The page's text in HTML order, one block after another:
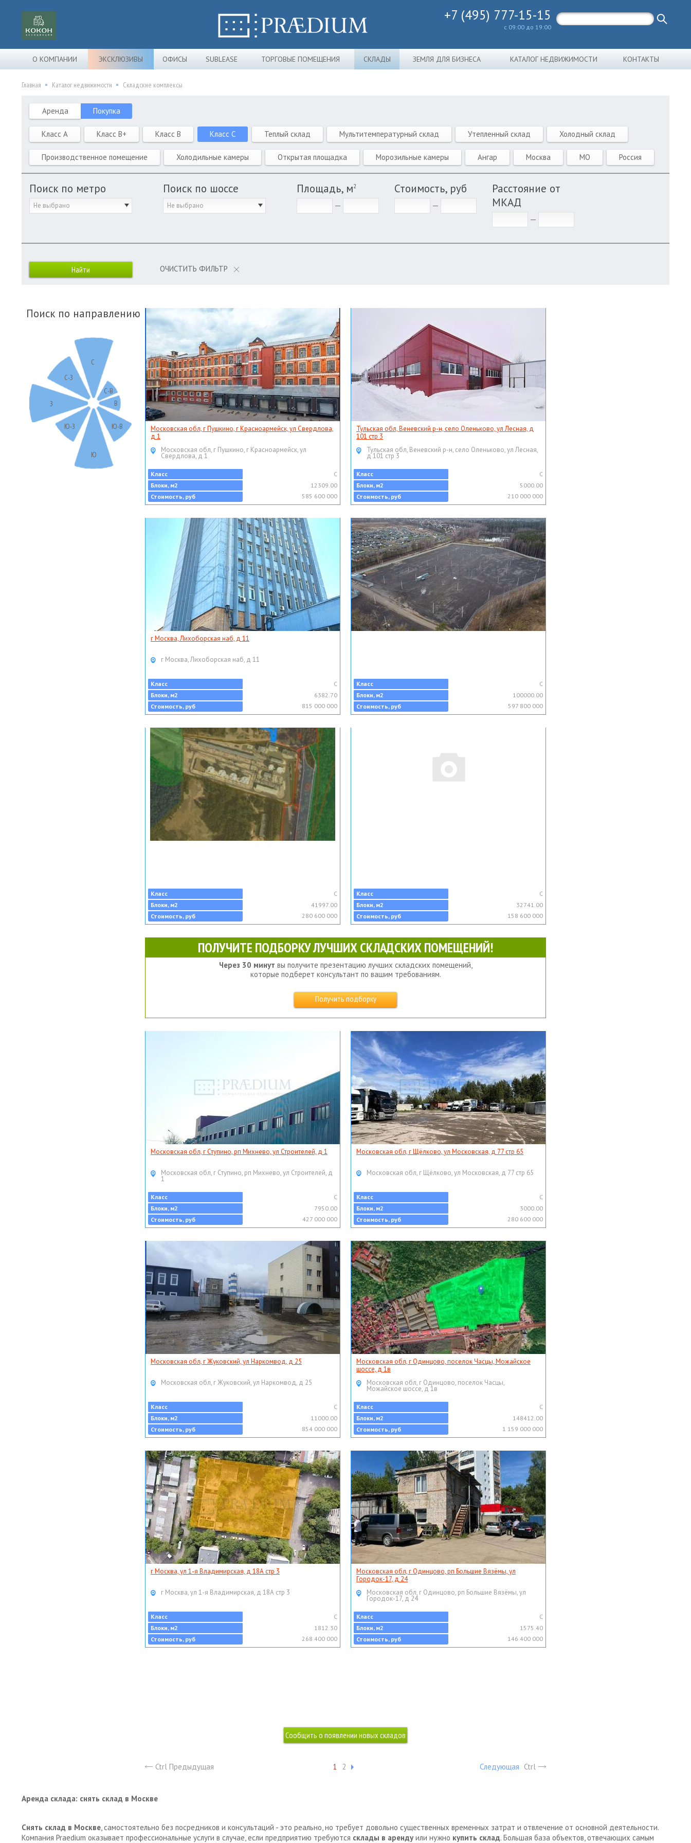
+7 (495) 777-15-15
с 09:00 до 19:00
О КОМПАНИИ ЭКСКЛЮЗИВЫ ОФИСЫ SUBLEASE ТОРГОВЫЕ ПОМЕЩЕНИЯ СКЛАДЫ ЗЕМЛЯ ДЛЯ БИЗНЕСА КАТАЛОГ НЕДВИЖИМОСТИ КОНТАКТЫ
Главная Каталог недвижимости Складские комплексы
Аренда Покупка
Класс A Класс B+ Класс B Класс C Теплый склад Мультитемпературный склад Утепленный склад Холодный склад
Производственное помещение Холодильные камеры Открытая площадка Морозильные камеры Ангар Москва МО Россия
Поиск по метро
Не выбрано
Поиск по шоссе
Не выбрано
Площадь, м2 Стоимость, руб
Расстояние от
МКАД
ОЧИСТИТЬ ФИЛЬТР
Поиск по направлению
С
С-В
В
Ю-В
Ю
Ю-З
З
С-З
Московская обл, г Пушкино, г Красноармейск, ул Свердлова,
д 1
Московская обл, г Пушкино, г Красноармейск, ул
Свердлова, д 1
Класс
C
Блоки, м2
12309.00
Стоимость, руб
585 600 000
Тульская обл, Веневский р-н, село Оленьково, ул Лесная, д
101 стр 3
Тульская обл, Веневский р-н, село Оленьково, ул Лесная,
д 101 стр 3
Класс
C
Блоки, м2
5000.00
Стоимость, руб
210 000 000
г Москва, Лихоборская наб, д 11
г Москва, Лихоборская наб, д 11
Класс
C
Блоки, м2
6382.70
Стоимость, руб
815 000 000
Класс
C
Блоки, м2
100000.00
Стоимость, руб
597 800 000
Класс
C
Блоки, м2
41997.00
Стоимость, руб
280 600 000
Класс
C
Блоки, м2
32741.00
Стоимость, руб
158 600 000
ПОЛУЧИТЕ ПОДБОРКУ ЛУЧШИХ СКЛАДСКИХ ПОМЕЩЕНИЙ!
Через 30 минут вы получите презентацию лучших складских помещений,
которые подберет консультант по вашим требованиям.
Получить подборку
Московская обл, г Ступино, рп Михнево, ул Строителей, д 1
Московская обл, г Ступино, рп Михнево, ул Строителей, д
1
Класс
C
Блоки, м2
7950.00
Стоимость, руб
427 000 000
Московская обл, г Щёлково, ул Московская, д 77 стр 65
Московская обл, г Щёлково, ул Московская, д 77 стр 65
Класс
C
Блоки, м2
3000.00
Стоимость, руб
280 600 000
Московская обл, г Жуковский, ул Наркомвод, д 25
Московская обл, г Жуковский, ул Наркомвод, д 25
Класс
C
Блоки, м2
11000.00
Стоимость, руб
854 000 000
Московская обл, г Одинцово, поселок Часцы, Можайское
шоссе, д 1в
Московская обл, г Одинцово, поселок Часцы,
Можайское шоссе, д 1в
Класс
C
Блоки, м2
148412.00
Стоимость, руб
1 159 000 000
г Москва, ул 1-я Владимирская, д 18А стр 3
г Москва, ул 1-я Владимирская, д 18А стр 3
Класс
C
Блоки, м2
1812.30
Стоимость, руб
268 400 000
Московская обл, г Одинцово, рп Большие Вязёмы, ул
Городок-17, д 24
Московская обл, г Одинцово, рп Большие Вязёмы, ул
Городок-17, д 24
Класс
C
Блоки, м2
1575.40
Стоимость, руб
146 400 000
Ctrl Предыдущая 1 2 Следующая Ctrl
Аренда склада: снять склад в Москве
Снять склад в Москве, самостоятельно без посредников и консультаций - это реально, но требует довольно существенных временных затрат и отвлечение от основной деятельности.
Компания Praedium оказывает профессиональные услуги в случае, если предприятию требуются склады в аренду или нужно купить склад. Большая база объектов, отвечающих самым